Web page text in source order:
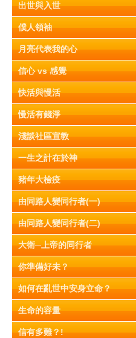
出世與入世
僕人領袖
月亮代表我的心
信心 vs 感覺
快活與慢活
慢活有錢淨
淺談社區宣教
一生之計在於神
豬年大檢疫
由同路人變同行者(一)
由同路人變同行者(二)
大衛─上帝的同行者
你準備好未？
如何在亂世中安身立命？
生命的容量
信有多難？!